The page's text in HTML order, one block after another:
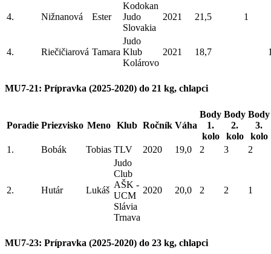
4. Nižnanová Ester
Kodokan
Judo
Slovakia
2021 21,5 1
4. Riečičiarová Tamara
Judo
Klub
Kolárovo
2021 18,7
MU7-21: Prípravka (2025-2020) do 21 kg, chlapci
Poradie Priezvisko Meno Klub Ročník Váha
Body
1.
kolo
Body
2.
kolo
Body
3.
kolo
1.
Bobák Tobias TLV 2020 19,0 2 3 2
2. Hutár Lukáš
Judo
Club
AŠK -
UCM
Slávia
Trnava
2020 20,0 2 2 1
MU7-23: Prípravka (2025-2020) do 23 kg, chlapci